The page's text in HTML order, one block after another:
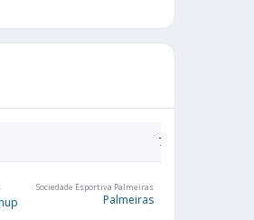
7:00 PM
Sociedade Esportiva Palmeiras
Palmeiras